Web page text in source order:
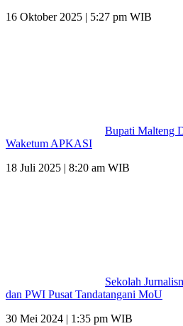
16 Oktober 2025 | 5:27 pm WIB
Bupati Malteng
Waketum APKASI
18 Juli 2025 | 8:20 am WIB
Sekolah
dan PWI Pusat Tandatangani MoU
30 Mei 2024 | 1:35 pm WIB